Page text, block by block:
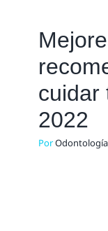
cuidar
2022
Por